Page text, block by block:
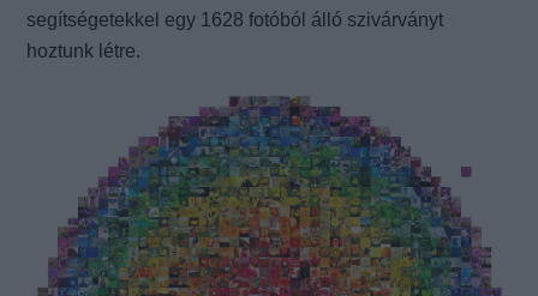
segítségetekkel egy 1628 fotóból álló szivárványt
hoztunk létre.